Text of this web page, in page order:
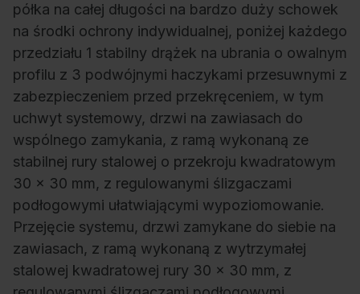
półka na całej długości na bardzo duży schowek
na środki ochrony indywidualnej, poniżej każdego
przedziału 1 stabilny drążek na ubrania o owalnym
profilu z 3 podwójnymi haczykami przesuwnymi z
zabezpieczeniem przed przekręceniem, w tym
uchwyt systemowy, drzwi na zawiasach do
wspólnego zamykania, z ramą wykonaną ze
stabilnej rury stalowej o przekroju kwadratowym
30 x 30 mm, z regulowanymi ślizgaczami
podłogowymi ułatwiającymi wypoziomowanie.
Przejęcie systemu, drzwi zamykane do siebie na
zawiasach, z ramą wykonaną z wytrzymałej
stalowej kwadratowej rury 30 x 30 mm, z